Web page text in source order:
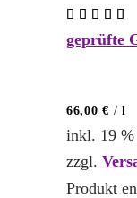
5.00
geprüfte
66,00€ /l
inkl. 19
zzgl.
Produkt